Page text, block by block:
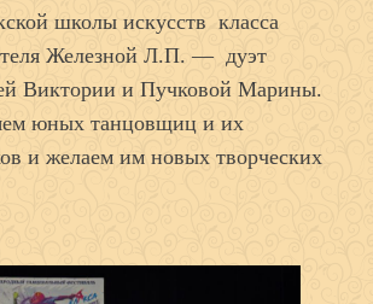
школы искусств класса
Железной Л.П. — дуэт
Виктории и Пучковой Марины.
юных танцовщиц и их
и желаем им новых творческих